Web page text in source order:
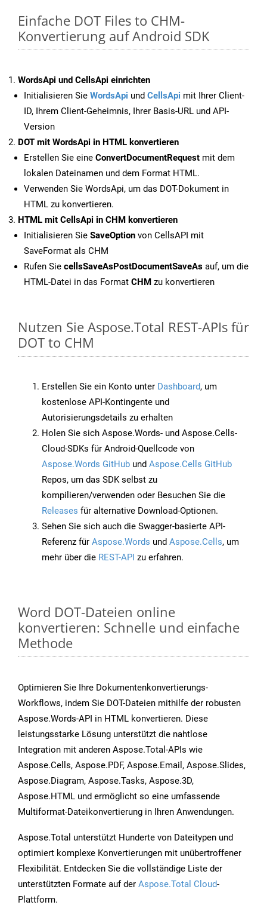
Einfache DOT Files to CHM-
Konvertierung auf Android SDK
WordsApi und CellsApi einrichten
Initialisieren Sie WordsApi und CellsApi mit Ihrer Client-
ID, Ihrem Client-Geheimnis, Ihrer Basis-URL und API-
Version
DOT mit WordsApi in HTML konvertieren
Erstellen Sie eine ConvertDocumentRequest mit dem
lokalen Dateinamen und dem Format HTML.
Verwenden Sie WordsApi, um das DOT-Dokument in
HTML zu konvertieren.
HTML mit CellsApi in CHM konvertieren
Initialisieren Sie SaveOption von CellsAPI mit
SaveFormat als CHM
Rufen Sie cellsSaveAsPostDocumentSaveAs auf, um die
HTML-Datei in das Format CHM zu konvertieren
Nutzen Sie Aspose.Total REST-APIs für
DOT to CHM
Erstellen Sie ein Konto unter Dashboard, um
kostenlose API-Kontingente und
Autorisierungsdetails zu erhalten
Holen Sie sich Aspose.Words- und Aspose.Cells-
Cloud-SDKs für Android-Quellcode von
Aspose.Words GitHub und Aspose.Cells GitHub
Repos, um das SDK selbst zu
kompilieren/verwenden oder Besuchen Sie die
Releases für alternative Download-Optionen.
Sehen Sie sich auch die Swagger-basierte API-
Referenz für Aspose.Words und Aspose.Cells, um
mehr über die REST-API zu erfahren.
Word DOT-Dateien online
konvertieren: Schnelle und einfache
Methode
Optimieren Sie Ihre Dokumentenkonvertierungs-
Workflows, indem Sie DOT-Dateien mithilfe der robusten
Aspose.Words-API in HTML konvertieren. Diese
leistungsstarke Lösung unterstützt die nahtlose
Integration mit anderen Aspose.Total-APIs wie
Aspose.Cells, Aspose.PDF, Aspose.Email, Aspose.Slides,
Aspose.Diagram, Aspose.Tasks, Aspose.3D,
Aspose.HTML und ermöglicht so eine umfassende
Multiformat-Dateikonvertierung in Ihren Anwendungen.
Aspose.Total unterstützt Hunderte von Dateitypen und
optimiert komplexe Konvertierungen mit unübertroffener
Flexibilität. Entdecken Sie die vollständige Liste der
unterstützten Formate auf der Aspose.Total Cloud-
Plattform.